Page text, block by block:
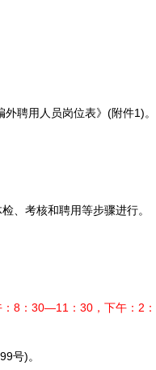
聘用人员岗位表》(附件1)。
考核和聘用等步骤进行。
8：30—11：30，下午：2
号)。